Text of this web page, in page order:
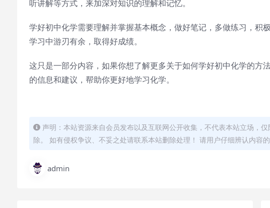
听讲解等方式，来加深对知识的理解和记忆。
学好初中化学需要理解并掌握基本概念，做好笔记，多做练习，积
学习中游刃有余，取得好成绩。
这只是一部分内容，如果你想了解更多关于如何学好初中化学的方
的信息和建议，帮助你更好地学习化学。
声明：本站资源来自会员发布以及互联网公开收集，不代表本站立场，
除。 如有侵权争议、不妥之处请联系本站删除处理！ 请用户仔细辨认内容
admin